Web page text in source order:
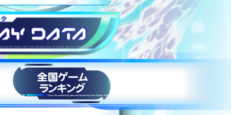
プレーデータ
スコアランキング